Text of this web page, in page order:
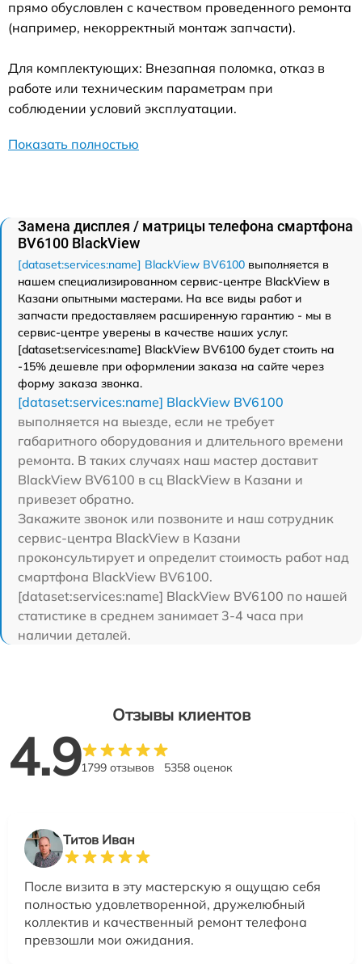
прямо обусловлен с качеством проведенного ремонта
(например, некорректный монтаж запчасти).
Для комплектующих: Внезапная поломка, отказ в
работе или техническим параметрам при
соблюдении условий эксплуатации.
Показать полностью
Замена дисплея / матрицы телефона смартфона
BV6100 BlackView
[dataset:services:name] BlackView BV6100 выполняется в
нашем специализированном сервис-центре BlackView в
Казани опытными мастерами. На все виды работ и
запчасти предоставляем расширенную гарантию - мы в
сервис-центре уверены в качестве наших услуг.
[dataset:services:name] BlackView BV6100 будет стоить на
-15% дешевле при оформлении заказа на сайте через
форму заказа звонка.
[dataset:services:name] BlackView BV6100
выполняется на выезде, если не требует
габаритного оборудования и длительного времени
ремонта. В таких случаях наш мастер доставит
BlackView BV6100 в сц BlackView в Казани и
привезет обратно.
Закажите звонок или позвоните и наш сотрудник
сервис-центра BlackView в Казани
проконсультирует и определит стоимость работ над
смартфона BlackView BV6100.
[dataset:services:name] BlackView BV6100 по нашей
статистике в среднем занимает 3-4 часа при
наличии деталей.
Отзывы клиентов
4.91799 отзывов 5358 оценок
Титов Иван
После визита в эту мастерскую я ощущаю себя
полностью удовлетворенной, дружелюбный
коллектив и качественный ремонт телефона
превзошли мои ожидания.